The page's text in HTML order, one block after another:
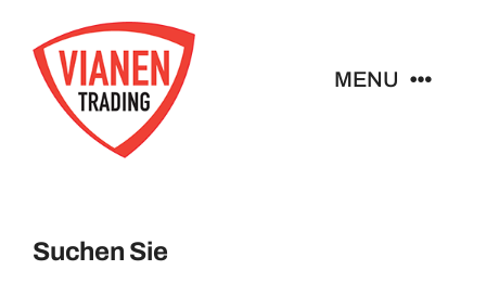
naar
inhoud
MENU
Buttons
Suchen Sie